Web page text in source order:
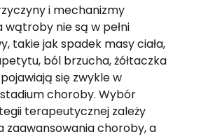
i mechanizmy
nie są w pełni
takie jak spadek masy ciała,
ból brzucha, żółtaczka
się zwykle w
choroby. Wybór
terapeutycznej zależy
zaawansowania choroby, a